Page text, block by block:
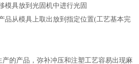
具放到光固机中进行光固
从模具上取出放到指定位置(工艺基本完
产品，弥补冲压和注塑工艺容易出现麻